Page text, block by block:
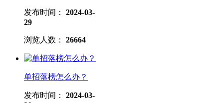
发布时间： 2024-03-
29
浏览人数： 26664
单招落榜怎么办？
发布时间： 2024-03-